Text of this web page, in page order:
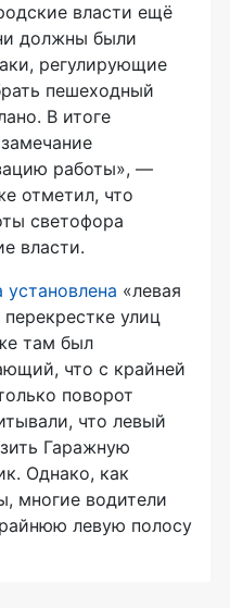
власти ещё
должны были
регулирующие
пешеходный
В итоге
работы», —
отметил, что
светофора
власти.
установлена «левая
улиц
там был
что с крайней
поворот
что левый
Гаражную
Однако, как
многие водители
левую полосу